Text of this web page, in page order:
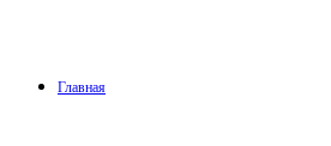
Главная